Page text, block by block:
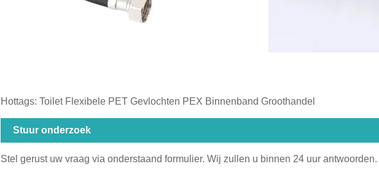
Hottags: Toilet Flexibele PET Gevlochten PEX Binnenband Groothandel
Stuur onderzoek
Stel gerust uw vraag via onderstaand formulier. Wij zullen u binnen 24 uur antwoorden.